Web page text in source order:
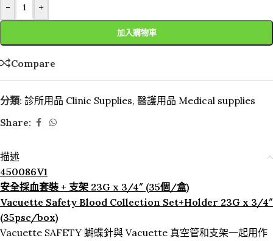
- +
加入購物車
Compare
分類: 診所用品 Clinic Supplies, 醫護用品 Medical supplies
Share:
描述
450086V1
安全採血套裝 + 支架 23G x 3/4″ (35個/盒)
Vacuette Safety Blood Collection Set+Holder 23G x 3/4″
(35psc/box)
Vacuette SAFETY 蝴蝶針與 Vacuette 真空管和支架一起用作